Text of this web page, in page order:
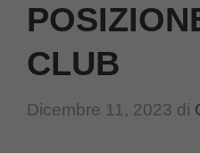
CLUB
Dicembre 11, 2023 di